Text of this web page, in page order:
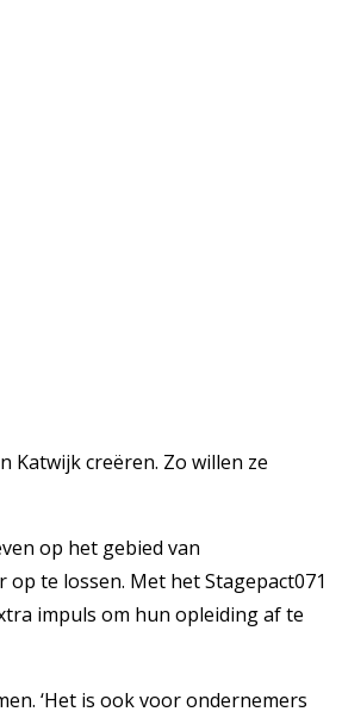
Katwijk creëren. Zo willen ze
op het gebied van
te lossen. Met het Stagepact071
impuls om hun opleiding af te
‘Het is ook voor ondernemers